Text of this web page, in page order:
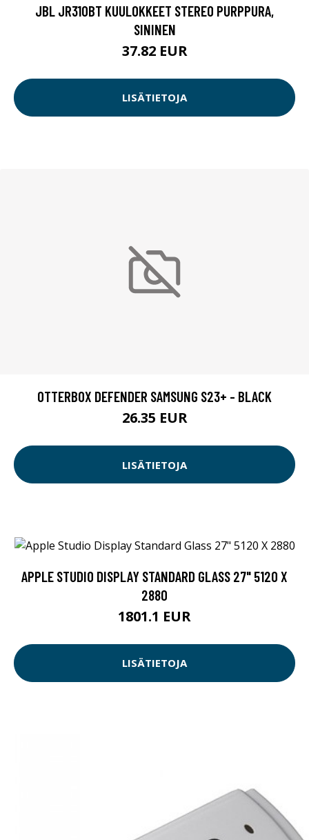
JBL JR310BT KUULOKKEET STEREO PURPPURA,
SININEN
37.82 EUR
LISÄTIETOJA
OTTERBOX DEFENDER SAMSUNG S23+ - BLACK
26.35 EUR
LISÄTIETOJA
APPLE STUDIO DISPLAY STANDARD GLASS 27" 5120 X
2880
1801.1 EUR
LISÄTIETOJA